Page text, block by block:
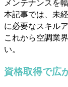
メンテナンスを
本記事では、未
に必要なスキル
これから空調業
い。
資格取得で広